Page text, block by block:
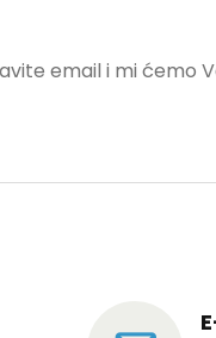
email i mi ćemo